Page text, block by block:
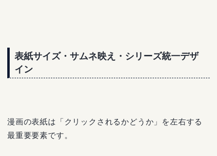
表紙サイズ・サムネ映え・シリーズ統一デザ
イン
漫画の表紙は「クリックされるかどうか」を左右する
最重要要素です。